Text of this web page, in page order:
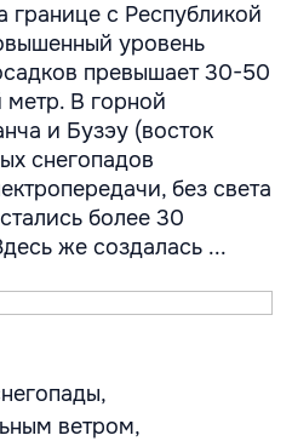
границе с Республикой
уровень
превышает 30-50
метр. В горной
и Бузэу (восток
снегопадов
без света
более 30
же создалась ...
ветром,